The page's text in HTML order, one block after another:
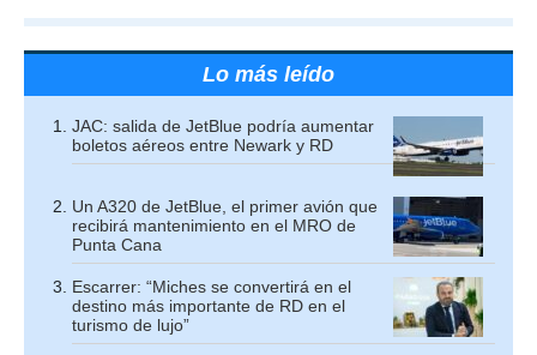
Lo más leído
JAC: salida de JetBlue podría aumentar
boletos aéreos entre Newark y RD
Un A320 de JetBlue, el primer avión que
recibirá mantenimiento en el MRO de
Punta Cana
Escarrer: “Miches se convertirá en el
destino más importante de RD en el
turismo de lujo”